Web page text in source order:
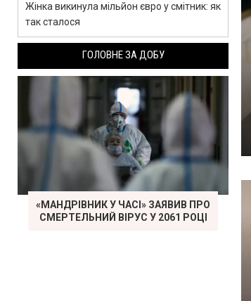
Жінка викинула мільйон євро у смітник: як
так сталося
ГОЛОВНЕ ЗА ДОБУ
«МАНДРІВНИК У ЧАСІ» ЗАЯВИВ ПРО
СМЕРТЕЛЬНИЙ ВІРУС У 2061 РОЦІ